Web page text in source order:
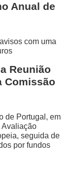
Anual de
com uma
Reunião
Comissão
de Portugal, em
Avaliação
seguida de
por fundos